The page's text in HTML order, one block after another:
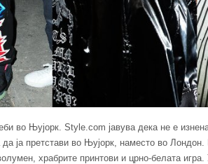
во Њујорк. Style.com јавува дека не е
ја претстави во Њујорк, наместо во Лондон.
храбрите принтови и црно-белата игра.